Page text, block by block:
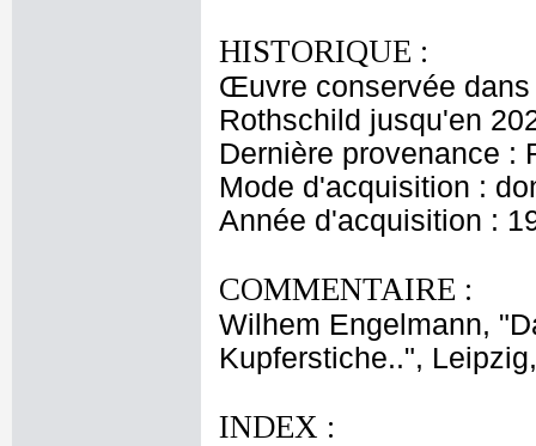
HISTORIQUE :
Œuvre conservée dans
Rothschild jusqu'en
Dernière provenance :
Mode d'acquisition :
Année d'acquisition :
COMMENTAIRE :
Wilhem Engelmann,
Kupferstiche..",
INDEX :